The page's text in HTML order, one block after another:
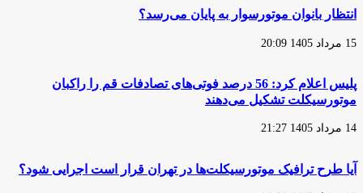
برای
را
هماهنگی
با
شهر
انتظار بانوان موتورسوار به پایان می‌رسد؟
15 مرداد 1405 20:09
پلیس اعلام کرد: 56 درصد فوتی‌های تصادفات قم را راکبان
موتورسیکلت تشکیل می‌دهند
14 مرداد 1405 21:27
آیا طرح ترافیک موتورسیکلت‌ها در تهران قرار است اجرایی شود؟